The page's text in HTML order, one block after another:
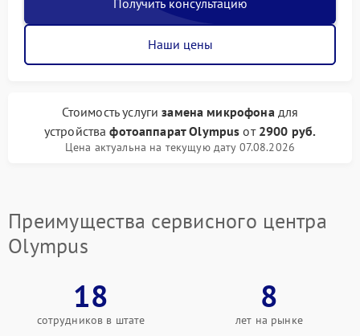
Наши цены
Стоимость услугизамена микрофона для
устройствафотоаппарат Olympus от 2900 руб.
Цена актуальна на текущую дату 07.08.2026
Преимущества сервисного центра
Olympus
18
сотрудников в штате
8
лет на рынке